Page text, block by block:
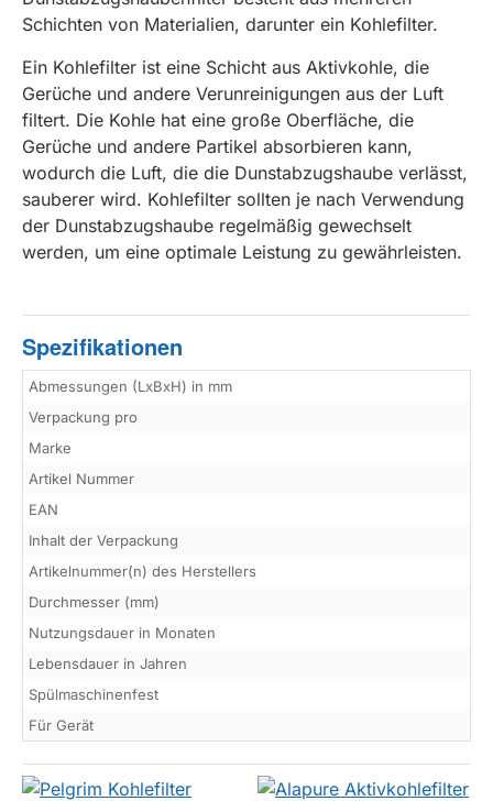
Schichten von Materialien, darunter ein Kohlefilter.
Ein Kohlefilter ist eine Schicht aus Aktivkohle, die
Gerüche und andere Verunreinigungen aus der Luft
filtert. Die Kohle hat eine große Oberfläche, die
Gerüche und andere Partikel absorbieren kann,
wodurch die Luft, die die Dunstabzugshaube verlässt,
sauberer wird. Kohlefilter sollten je nach Verwendung
der Dunstabzugshaube regelmäßig gewechselt
werden, um eine optimale Leistung zu gewährleisten.
Spezifikationen
Abmessungen (LxBxH) in mm
Verpackung pro
Marke
Artikel Nummer
EAN
Inhalt der Verpackung
Artikelnummer(n) des Herstellers
Durchmesser (mm)
Nutzungsdauer in Monaten
Lebensdauer in Jahren
Spülmaschinenfest
Für Gerät